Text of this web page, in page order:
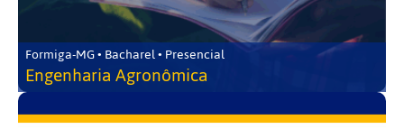
Formiga-MG • Bacharel • Presencial
Engenharia Agronômica